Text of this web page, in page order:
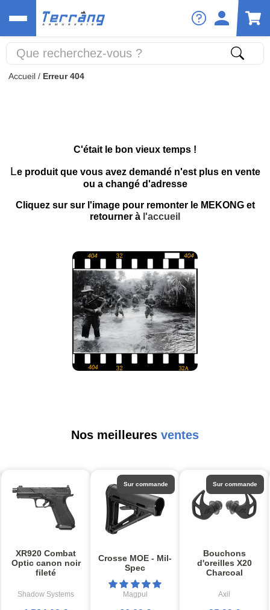
Accueil / Erreur 404
C'était le bon vieux temps !
Le produit que vous avez demandé n'est plus en vente
ou a changé d'adresse
Cliquez sur sur l'image pour remonter le MEKONG et
retourner à l'accueil
Nos meilleures ventes
XR920 Combat
Optic canon noir
fileté
Shadow Systems
Crosse MOE - Mil-
Spec
Magpul
Sur commande
Bouchons
d'oreilles X20
Charcoal
Axil
Sur commande